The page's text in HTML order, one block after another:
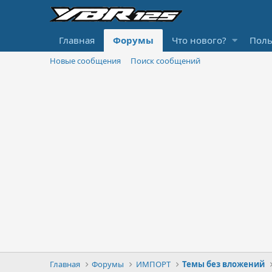
Главная Форумы Что нового?
Новые сообщения Поиск сообщений
Главная Форумы ИМПОРТ Темы без вложений